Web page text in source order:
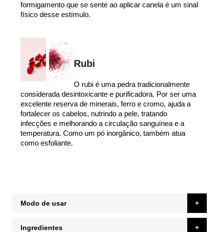
formigamento que se sente ao aplicar canela é um sinal
físico desse estímulo.
Rubi
O rubi é uma pedra tradicionalmente
considerada desintoxicante e purificadora. Por ser uma
excelente reserva de minerais, ferro e cromo, ajuda a
fortalecer os cabelos, nutrindo a pele, tratando
infecções e melhorando a circulação sanguínea e a
temperatura. Como um pó inorgânico, também atua
como esfoliante.
Modo de usar
Ingredientes